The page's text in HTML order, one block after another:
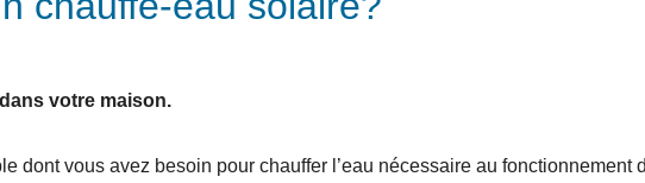
votre maison.
dont vous avez besoin pour chauffer l’eau nécessaire au fonctionnement